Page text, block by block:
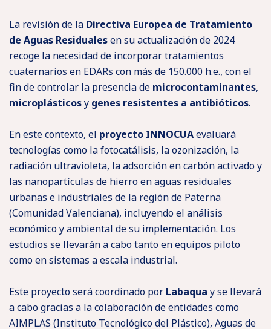
La revisión de la Directiva Europea de Tratamiento
de Aguas Residualesen su actualización de 2024
recoge la necesidad de incorporar tratamientos
cuaternarios en EDARs con más de 150.000 h.e., con el
fin de controlar la presencia de microcontaminantes,
microplásticosy genes resistentes a antibióticos.
En este contexto, el proyecto INNOCUAevaluará
tecnologías como la fotocatálisis, la ozonización, la
radiación ultravioleta, la adsorción en carbón activado y
las nanopartículas de hierro en aguas residuales
urbanas e industriales de la región de Paterna
(Comunidad Valenciana), incluyendo el análisis
económico y ambiental de su implementación. Los
estudios se llevarán a cabo tanto en equipos piloto
como en sistemas a escala industrial.
Este proyecto será coordinado por Labaqua y se llevará
a cabo gracias a la colaboración de entidades como
AIMPLAS (Instituto Tecnológico del Plástico), Aguas de